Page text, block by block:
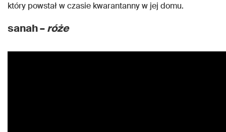
który powstał w czasie kwarantanny w jej domu.
sanah –róże